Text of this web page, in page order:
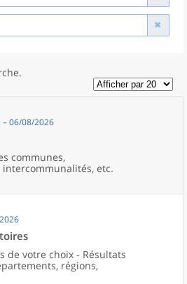
.
– 06/08/2026
communes,
etc.
de votre choix - Résultats
régions,